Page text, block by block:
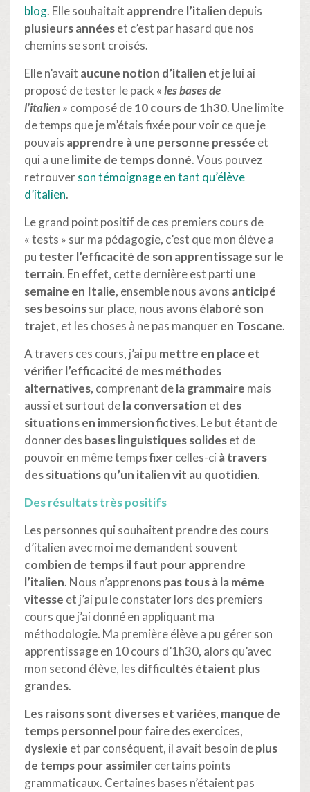
blog. Elle souhaitait apprendre l’italien depuis
plusieurs annéeset c’est par hasard que nos
chemins se sont croisés.
Elle n’avait aucune notion d’italien et je lui ai
proposé de tester le pack « les bases de
l’italien » composé de10 cours de 1h30. Une limite
de temps que je m’étais fixée pour voir ce que je
pouvais apprendre à une personne pressée et
qui a unelimite de temps donné. Vous pouvez
retrouverson témoignage en tant qu’élève
d’italien.
Le grand point positif de ces premiers cours de
« tests » sur ma pédagogie, c’est que mon élève a
pu tester l’efficacité de son apprentissage sur le
terrain. En effet, cette dernière est parti une
semaine en Italie, ensemble nous avons anticipé
ses besoinssur place, nous avons élaboré son
trajet, et les choses à ne pas manqueren Toscane.
A travers ces cours, j’ai pu mettre en place et
vérifier l’efficacité de mes méthodes
alternatives, comprenant dela grammaire mais
aussi et surtout dela conversation et des
situations en immersion fictives. Le but étant de
donner des bases linguistiques solideset de
pouvoir en même tempsfixercelles-ci à travers
des situations qu’un italien vit au quotidien.
Des résultats très positifs
Les personnes qui souhaitent prendre des cours
d’italien avec moi me demandent souvent
combien de temps il faut pour apprendre
l’italien. Nous n’apprenons pas tous à la même
vitesse et j’ai pu le constater lors des premiers
cours que j’ai donné en appliquant ma
méthodologie. Ma première élève a pu gérer son
apprentissage en 10 cours d’1h30, alors qu’avec
mon second élève, les difficultés étaient plus
grandes.
Les raisons sont diverses et variées, manque de
temps personnelpour faire des exercices,
dyslexie et par conséquent, il avait besoin deplus
de temps pour assimilercertains points
grammaticaux. Certaines bases n’étaient pas